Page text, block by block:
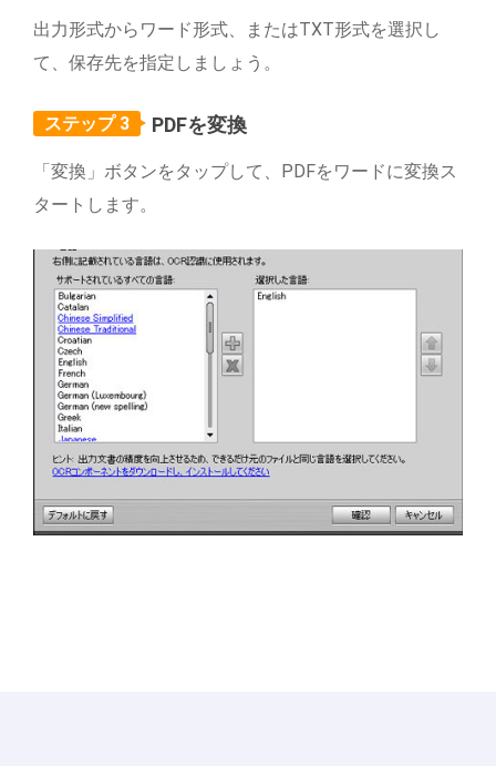
出力形式からワード形式、またはTXT形式を選択し
て、保存先を指定しましょう。
ステップ 3 PDFを変換
「変換」ボタンをタップして、PDFをワードに変換ス
タートします。